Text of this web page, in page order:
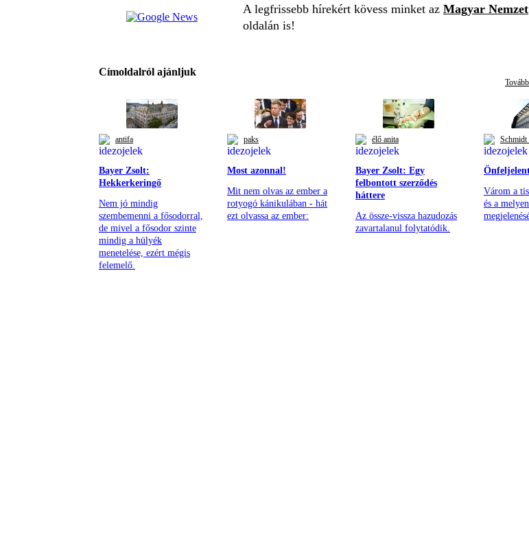
A legfrissebb hírekért kövess minket az Magyar Nemzet
oldalán is!
Címoldalról ajánljuk
antifa
Bayer Zsolt:
Hekkerkeringő
Nem jó mindig
szembemenni a fősodorral,
de mivel a fősodor szinte
mindig a hülyék
menetelése, ezért mégis
felemelő.
paks
Most azonnal!
Mit nem olvas az ember a
rotyogó kánikulában - hát
ezt olvassa az ember:
élő anita
Bayer Zsolt: Egy
felbontott szerződés
háttere
Az össze-vissza hazudozás
zavartalanul folytatódik.
Várom a
és a